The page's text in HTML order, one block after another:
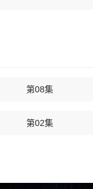
第08集
第02集